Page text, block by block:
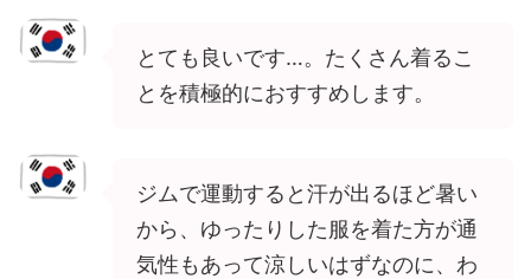
とても良いです…。たくさん着るこ
とを積極的におすすめします。
ジムで運動すると汗が出るほど暑い
から、ゆったりした服を着た方が通
気性もあって涼しいはずなのに、わ